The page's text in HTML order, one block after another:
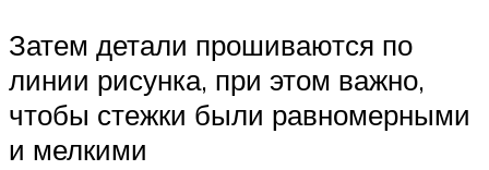
Затем детали прошиваются по
линии рисунка, при этом важно,
чтобы стежки были равномерными
и мелкими